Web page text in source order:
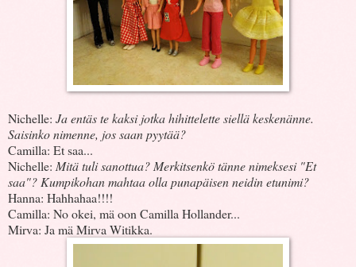
Nichelle: Ja entäs te kaksi jotka hihittelette siellä keskenänne.
Saisinko nimenne, jos saan pyytää?
Camilla: Et saa...
Nichelle: Mitä tuli sanottua? Merkitsenkö tänne nimeksesi "Et
saa"? Kumpikohan mahtaa olla punapäisen neidin etunimi?
Hanna: Hahhahaa!!!!
Camilla: No okei, mä oon Camilla Hollander...
Mirva: Ja mä Mirva Witikka.